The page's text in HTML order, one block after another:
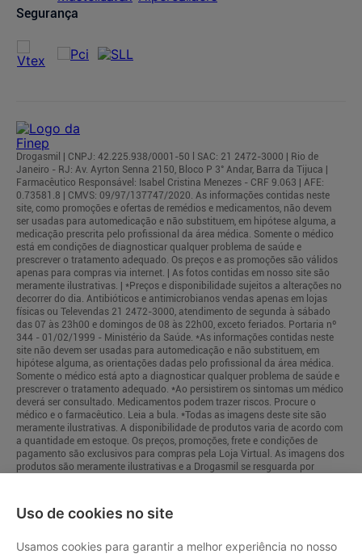
Uso de cookies no site
Usamos cookies para garantir a melhor experiência no nosso
Segurança
Drogasmil | CNPJ: 42.225.938/0001-50 l SAC: 21 2472-3000 | Rio de
Janeiro - RJ: Av. Ayrton Senna 2150, Bloco P 3° Andar, Barra da Tijuca |
Farmacêutico Responsável: Isabel Cristina Menezes - CRF 9.063 | AFE:
0.73581.8 | CMVS: 09/97/137747/2020. As informações contidas neste
site, como promoções e ofertas de remédios e medicamentos, não devem
ser usadas para automedicação e não substituem, em hipótese alguma, a
medicação prescrita pelo profissional da área médica. Somente o médico
está em condições de diagnosticar qualquer problema de saúde e
prescrever o tratamento adequado. Os preços e as promoções são válidos
apenas para compras via internet. | As fotos contidas em nosso site são
meramente ilustrativas. | *Preços e disponibilidade sujeitos a alterações no
decorrer do dia. Antibióticos e antimicrobianos vendas apenas em lojas
físicas ou Televendas 21 2472-3000, atendimento de segunda à sábado
das 07 às 23h00 e domingos de 08 às 22h00, exceto feriados. Portaria nº
344 - 01/02/1999 - Ministério da Saúde. *As informações contidas neste
site não devem ser usadas para automedicação e não substituem, em
hipótese alguma, as orientações dadas pelo profissional da área médica.
Somente o médico está apto a diagnosticar qualquer problema de saúde e
prescrever o tratamento adequado. *Ao persistirem os sintomas um médico
deverá ser consultado. Medicamentos podem trazer riscos. Procure o
médico e o farmacêutico. Leia a bula. *Todas as imagens deste site são
meramente ilustrativas. A disponibilidade de produtos varia de acordo com
a quantidade em estoque. Os preços, promoções, frete e condições de
pagamento são exclusivos para compras pela Loja Virtual. As imagens dos
produtos são meramente ilustrativas e a Drogasmil se resguarda por